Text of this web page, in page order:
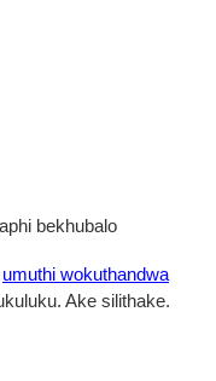
bekhubalo
umuthi wokuthandwa
Ake silithake.